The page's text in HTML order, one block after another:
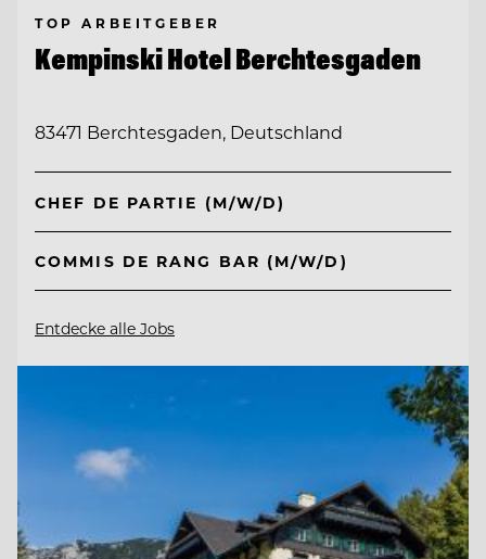
TOP ARBEITGEBER
Kempinski Hotel Berchtesgaden
83471 Berchtesgaden, Deutschland
CHEF DE PARTIE (M/W/D)
COMMIS DE RANG BAR (M/W/D)
Entdecke alle Jobs